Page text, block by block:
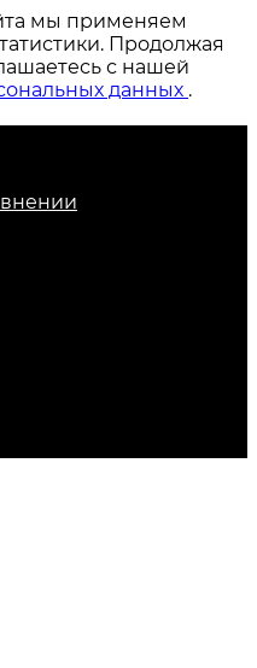
мы применяем
Продолжая
с нашей
данных .